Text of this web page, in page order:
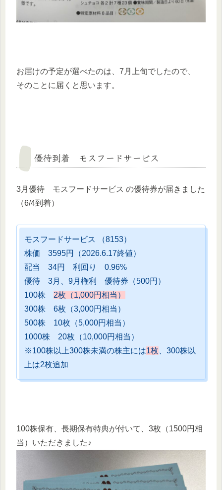
お届けの予定が選べたのは、7月上旬でしたので、
そのことに届くと思います。
優待到着 モスフードサービス
3月優待 モスフードサービス の優待券が届きました
（6/4到着）
モスフードサービス （8153）
株価 3595円（2026.6.17終値）
配当 34円 利回り 0.96%
優待 3月、9月権利 優待券（500円）
100株 2枚（1,000円相当）
300株 6枚（3,000円相当）
500株 10枚（5,000円相当）
1000株 20枚（10,000円相当）
※100株以上300株未満の株主には1枚 、300株以
上は2枚追加
100株保有、長期保有特典が付いて、3枚（1500円相
当）いただきました♪